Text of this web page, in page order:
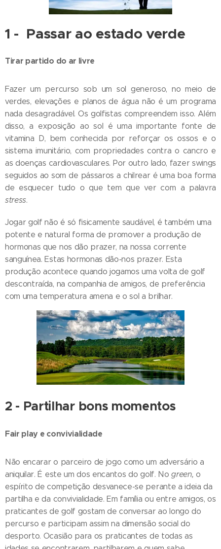
1 - Passar ao estado verde
Tirar partido do ar livre
Fazer um percurso sob um sol generoso, no meio de
verdes, elevações e planos de água não é um programa
nada desagradável. Os golfistas compreendem isso. Além
disso, a exposição ao sol é uma importante fonte de
vitamina D, bem conhecida por reforçar os ossos e o
sistema imunitário, com propriedades contra o cancro e
as doenças cardiovasculares. Por outro lado, fazer swings
seguidos ao som de pássaros a chilrear é uma boa forma
de esquecer tudo o que tem que ver com a palavra
stress.
Jogar golf não é só fisicamente saudável, é também uma
potente e natural forma de promover a produção de
hormonas que nos dão prazer, na nossa corrente
sanguínea. Estas hormonas dão-nos prazer. Esta
produção acontece quando jogamos uma volta de golf
descontraída, na companhia de amigos, de preferência
com uma temperatura amena e o sol a brilhar.
2 - Partilhar bons momentos
Fair play e convivialidade
Não encarar o parceiro de jogo como um adversário a
aniquilar. É este um dos encantos do golf. Nogreen, o
espírito de competição desvanece-se perante a ideia da
partilha e da convivialidade. Em família ou entre amigos, os
praticantes de golf gostam de conversar ao longo do
percurso e participam assim na dimensão social do
desporto. Ocasião para os praticantes de todas as